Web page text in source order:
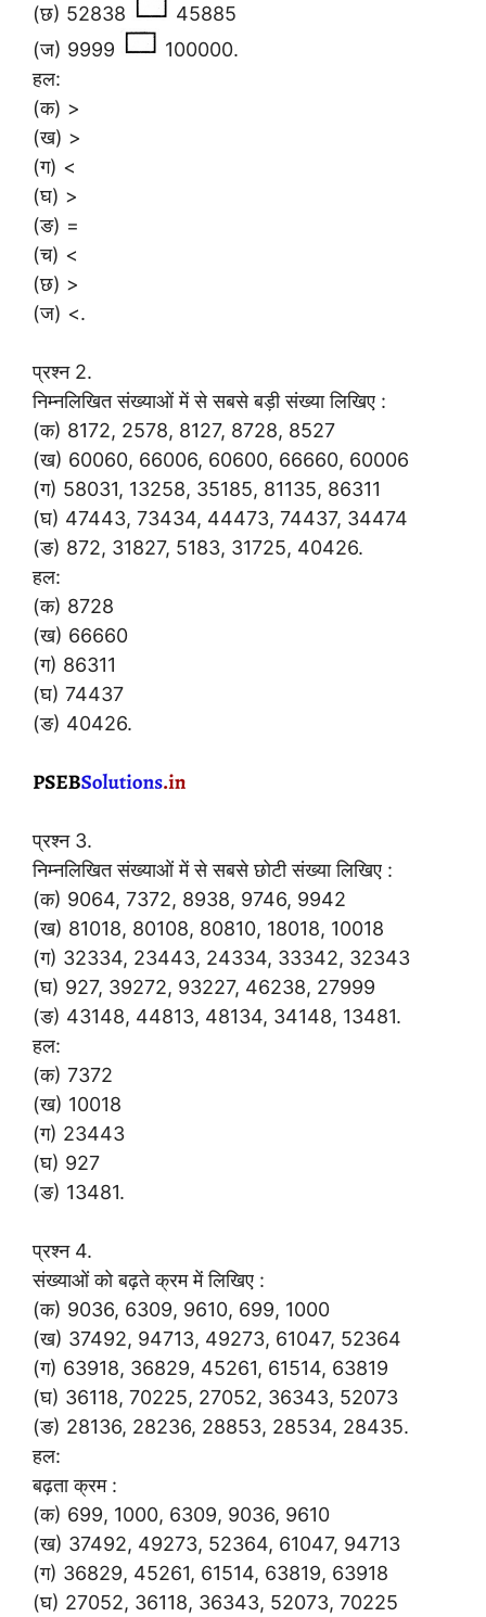
(छ) 52838
45885
(ज) 9999
100000.
हल:
(क) >
(ख) >
(ग) <
(घ) >
(ङ) =
(च) <
(छ) >
(ज) <.
प्रश्न 2.
निम्नलिखित संख्याओं में से सबसे बड़ी संख्या लिखिए :
(क) 8172, 2578, 8127, 8728, 8527
(ख) 60060, 66006, 60600, 66660, 60006
(ग) 58031, 13258, 35185, 81135, 86311
(घ) 47443, 73434, 44473, 74437, 34474
(ङ) 872, 31827, 5183, 31725, 40426.
हल:
(क) 8728
(ख) 66660
(ग) 86311
(घ) 74437
(ङ) 40426.
प्रश्न 3.
निम्नलिखित संख्याओं में से सबसे छोटी संख्या लिखिए :
(क) 9064, 7372, 8938, 9746, 9942
(ख) 81018, 80108, 80810, 18018, 10018
(ग) 32334, 23443, 24334, 33342, 32343
(घ) 927, 39272, 93227, 46238, 27999
(ङ) 43148, 44813, 48134, 34148, 13481.
हल:
(क) 7372
(ख) 10018
(ग) 23443
(घ) 927
(ङ) 13481.
प्रश्न 4.
संख्याओं को बढ़ते क्रम में लिखिए :
(क) 9036, 6309, 9610, 699, 1000
(ख) 37492, 94713, 49273, 61047, 52364
(ग) 63918, 36829, 45261, 61514, 63819
(घ) 36118, 70225, 27052, 36343, 52073
(ङ) 28136, 28236, 28853, 28534, 28435.
हल:
बढ़ता क्रम :
(क) 699, 1000, 6309, 9036, 9610
(ख) 37492, 49273, 52364, 61047, 94713
(ग) 36829, 45261, 61514, 63819, 63918
(घ) 27052, 36118, 36343, 52073, 70225